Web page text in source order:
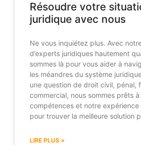
Résoudre votre
juridique avec nous
Ne vous inquiétez plus. Avec
d’experts juridiques hautement
sommes là pour vous aider à
les méandres du système
une question de droit civil, pénal,
commercial, nous sommes prêts
compétences et notre
pour trouver la meilleure solution
LIRE PLUS »